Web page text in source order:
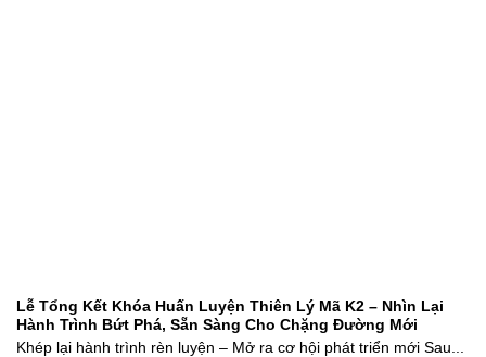
Lễ Tổng Kết Khóa Huấn Luyện Thiên Lý Mã K2 – Nhìn Lại
Hành Trình Bứt Phá, Sẵn Sàng Cho Chặng Đường Mới
Khép lại hành trình rèn luyện – Mở ra cơ hội phát triển mới Sau...